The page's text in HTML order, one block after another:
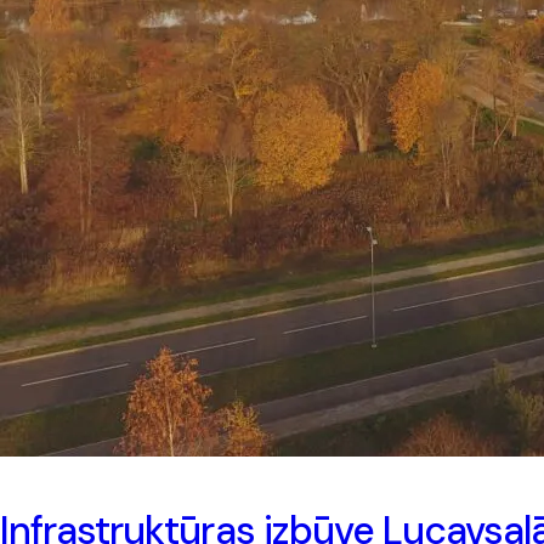
Infrastruktūras izbūve